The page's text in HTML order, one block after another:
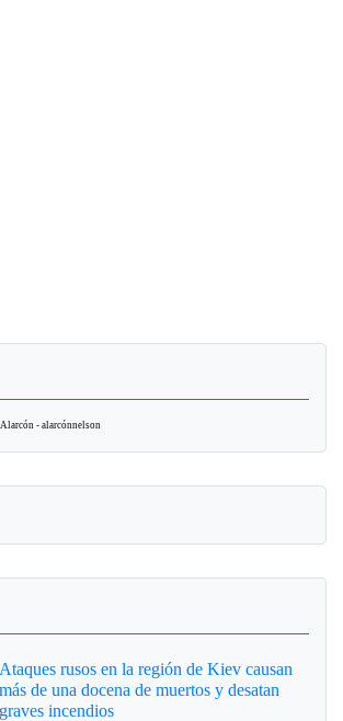
- alarcónnelson
Ataques rusos en la región de Kiev causan
más de una docena de muertos y desatan
graves incendios